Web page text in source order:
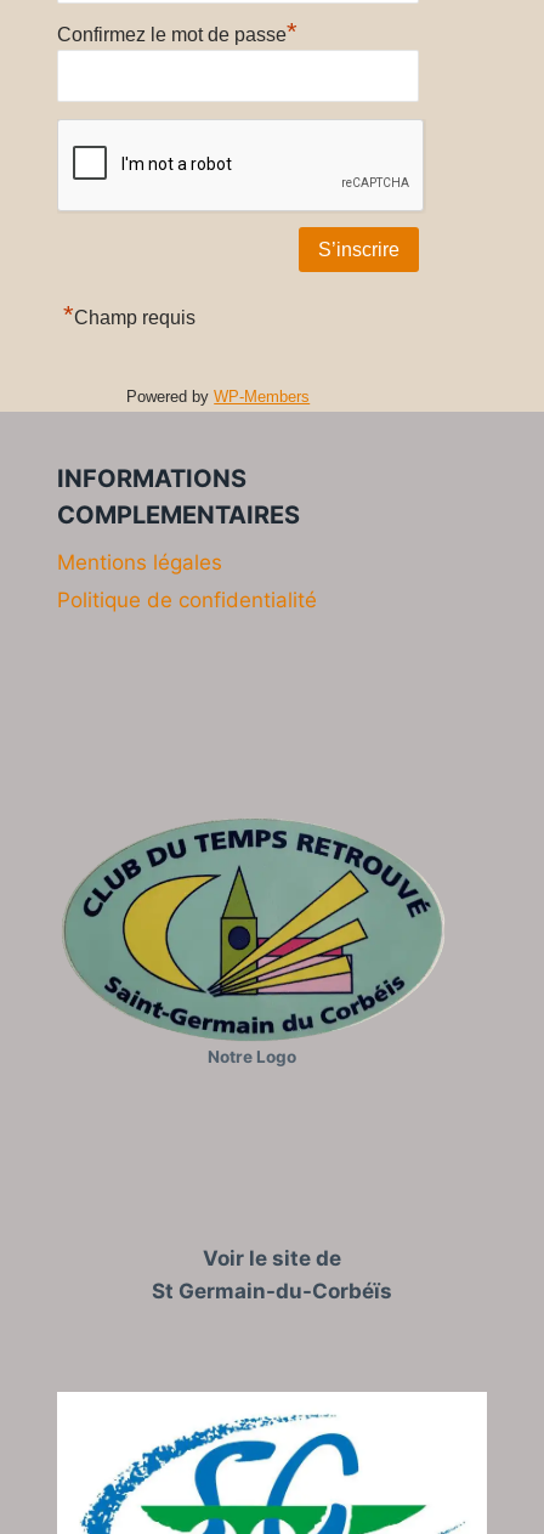
Confirmez le mot de passe*
*Champ requis
Powered byWP-Members
INFORMATIONS
COMPLEMENTAIRES
Mentions légales
Politique de confidentialité
Notre Logo
Voir le site de
St Germain-du-Corbéïs